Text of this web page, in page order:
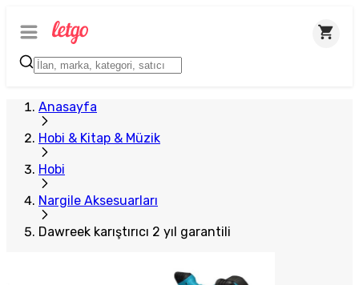
Anasayfa
Hobi & Kitap & Müzik
Hobi
Nargile Aksesuarları
Dawreek karıştırıcı 2 yıl garantili